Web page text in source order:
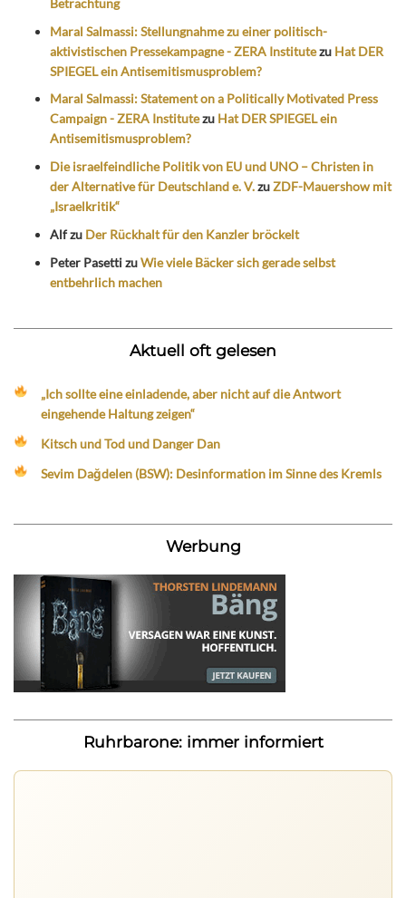
Maral Salmassi: Stellungnahme zu einer politisch-
aktivistischen Pressekampagne - ZERA Institutezu Hat DER
SPIEGEL ein Antisemitismusproblem?
Maral Salmassi: Statement on a Politically Motivated Press
Campaign - ZERA Institutezu Hat DER SPIEGEL ein
Antisemitismusproblem?
Die israelfeindliche Politik von EU und UNO – Christen in
der Alternative für Deutschland e. V.zuZDF-Mauershow mit
„Israelkritik“
Alfzu Der Rückhalt für den Kanzler bröckelt
Peter PasettizuWie viele Bäcker sich gerade selbst
entbehrlich machen
Aktuell oft gelesen
„Ich sollte eine einladende, aber nicht auf die Antwort
eingehende Haltung zeigen“
Kitsch und Tod und Danger Dan
Sevim Dağdelen (BSW): Desinformation im Sinne des Kremls
Werbung
Ruhrbarone: immer informiert